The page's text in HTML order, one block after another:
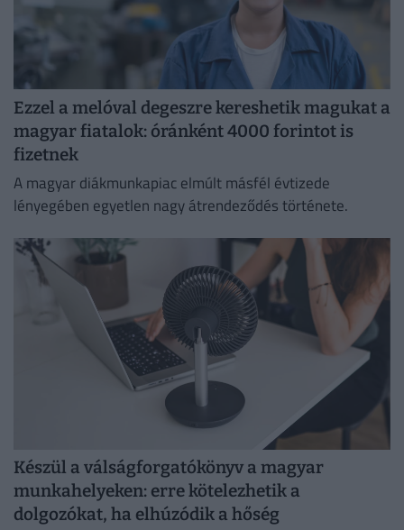
Ezzel a melóval degeszre kereshetik magukat a
magyar fiatalok: óránként 4000 forintot is
fizetnek
A magyar diákmunkapiac elmúlt másfél évtizede
lényegében egyetlen nagy átrendeződés története.
Készül a válságforgatókönyv a magyar
munkahelyeken: erre kötelezhetik a
dolgozókat, ha elhúzódik a hőség